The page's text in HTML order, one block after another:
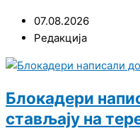
07.08.2026
Редакција
Блокадери
стављају на